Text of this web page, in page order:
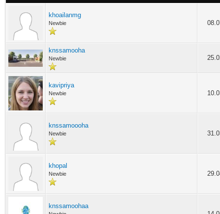
khoailanmg
Newbie
knssamooha
Newbie
kavipriya
Newbie
knssamoooha
Newbie
khopal
Newbie
knssamoohaa